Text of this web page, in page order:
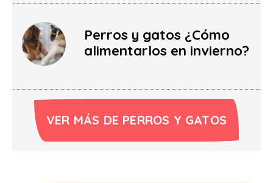
Perros y gatos ¿Cómo
alimentarlos en invierno?
VER MÁS DE PERROS Y GATOS